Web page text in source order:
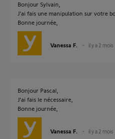
Bonjour Sylvain,
J'ai fais une manipulation sur votre
Bonne journée,
Vanessa F. il y a 2 mois
Bonjour Pascal,
J'ai fais le nécessaire,
Bonne journée,
Vanessa F. il y a 2 mois